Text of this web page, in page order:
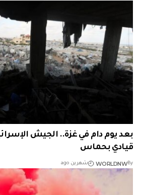
بعد يوم دام في غزة.. الجيش
قيادي بحماس
By
WORLDNW شهرين ago